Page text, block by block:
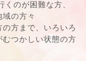
のが困難な方、
の方々
方まで、いろいろ
つかしい状態の方